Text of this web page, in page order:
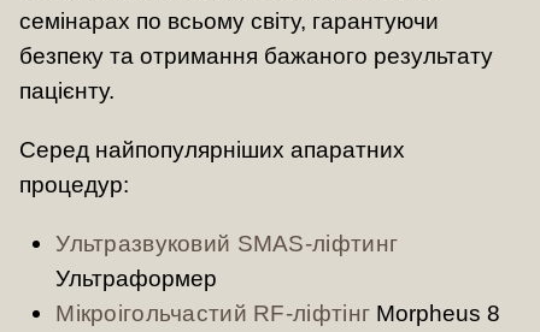
семінарах по всьому світу, гарантуючи
безпеку та отримання бажаного результату
пацієнту.
Серед найпопулярніших апаратних
процедур:
Ультразвуковий SMAS-ліфтинг
Ультраформер
Мікроігольчастий RF-ліфтінг Morpheus 8